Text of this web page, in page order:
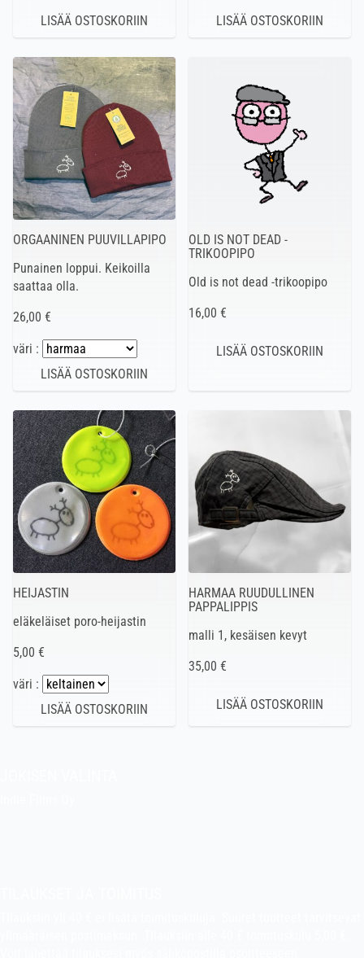
ORGAANINEN PUUVILLAPIPO
Punainen loppui. Keikoilla
saattaa olla.
26,00 €
väri :
OLD IS NOT DEAD -
TRIKOOPIPO
Old is not dead -trikoopipo
16,00 €
HEIJASTIN
eläkeläiset poro-heijastin
5,00 €
väri :
HARMAA RUUDULLINEN
PAPPALIPPIS
malli 1, kesäisen kevyt
35,00 €